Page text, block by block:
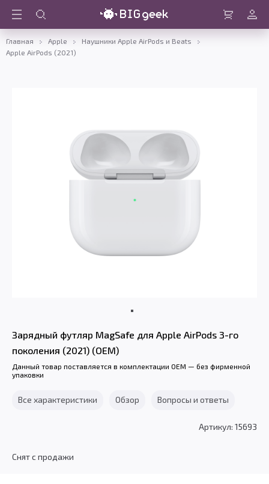
Войти
Главная Apple
Наушники Apple AirPods и Beats
Apple AirPods (2021)
Зарядный футляр MagSafe для Apple AirPods 3-го
поколения (2021) (OEM)
Данный товар поставляется в комплектации OEM — без фирменной
упаковки
Все характеристики Обзор Вопросы и ответы
Артикул: 15693
Снят с продажи